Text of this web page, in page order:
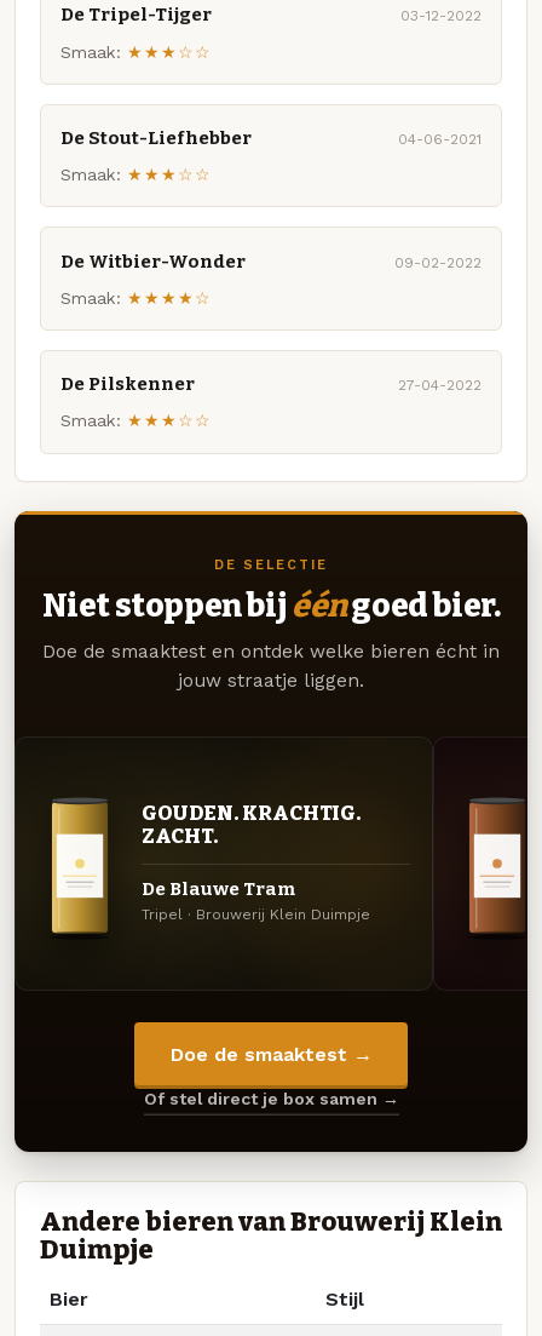
De Tripel-Tijger 03-12-2022
Smaak: ★★★☆☆
De Stout-Liefhebber 04-06-2021
Smaak: ★★★☆☆
De Witbier-Wonder 09-02-2022
Smaak: ★★★★☆
De Pilskenner 27-04-2022
Smaak: ★★★☆☆
DE SELECTIE
Niet stoppen bij ééngoed bier.
Doe de smaaktest en ontdek welke bieren écht in
jouw straatje liggen.
GOUDEN. KRACHTIG.
ZACHT.
De Blauwe Tram
Tripel · Brouwerij Klein Duimpje
Doe de smaaktest →
Of stel direct je box samen →
Andere bieren van Brouwerij Klein
Duimpje
Bier Stijl